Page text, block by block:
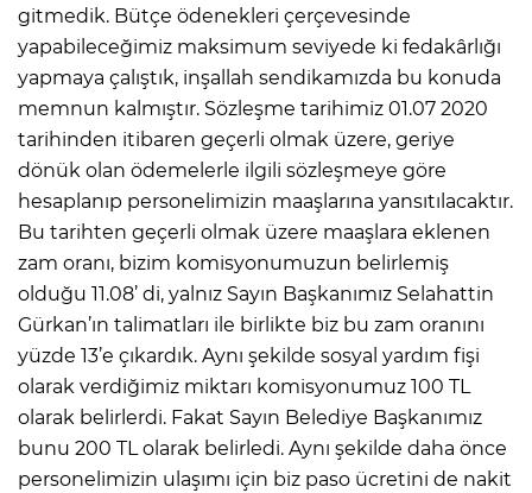
gitmedik. Bütçe ödenekleri çerçevesinde
yapabileceğimiz maksimum seviyede ki fedakârlığı
yapmaya çalıştık, inşallah sendikamızda bu konuda
memnun kalmıştır. Sözleşme tarihimiz 01.07 2020
tarihinden itibaren geçerli olmak üzere, geriye
dönük olan ödemelerle ilgili sözleşmeye göre
hesaplanıp personelimizin maaşlarına yansıtılacaktır.
Bu tarihten geçerli olmak üzere maaşlara eklenen
zam oranı, bizim komisyonumuzun belirlemiş
olduğu 11.08’ di, yalnız Sayın Başkanımız Selahattin
Gürkan’ın talimatları ile birlikte biz bu zam oranını
yüzde 13’e çıkardık. Aynı şekilde sosyal yardım fişi
olarak verdiğimiz miktarı komisyonumuz 100 TL
olarak belirlerdi. Fakat Sayın Belediye Başkanımız
bunu 200 TL olarak belirledi. Aynı şekilde daha önce
personelimizin ulaşımı için biz paso ücretini de nakit